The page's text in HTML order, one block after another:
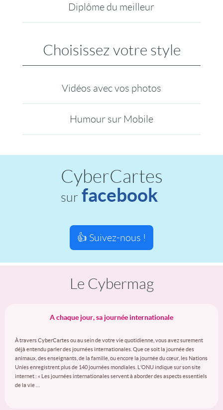
Diplôme du meilleur
Choisissez votre style
Vidéos avec vos photos
Humour sur Mobile
CyberCartes
sur facebook
👍 Suivez-nous !
Le Cybermag
A chaque jour, sa journée internationale
À travers CyberCartes ou au sein de votre vie quotidienne, vous avez surement
déjà entendu parler des journées internationales. Que ce soit la journée des
animaux, des enseignants, de la famille, ou encore la journée du cœur, les Nations
Unies enregistrent plus de 140 journées mondiales. L’ONU indique sur son site
internet : « Les journées internationales servent à aborder des aspects essentiels
de la vie …